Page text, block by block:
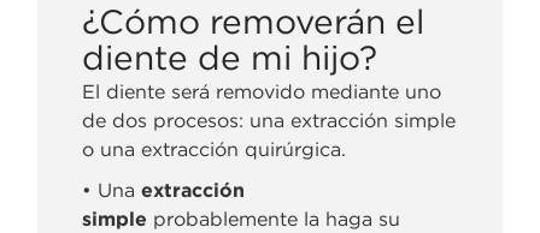
¿Cómo removerán el
diente de mi hijo?
El diente será removido mediante uno
de dos procesos: una extracción simple
o una extracción quirúrgica.
• Una extracción
simple probablemente la haga su